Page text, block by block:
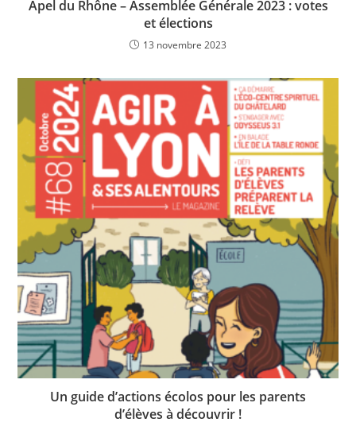
Apel du Rhône – Assemblée Générale 2023 : votes
et élections
13 novembre 2023
Un guide d’actions écolos pour les parents
d’élèves à découvrir !